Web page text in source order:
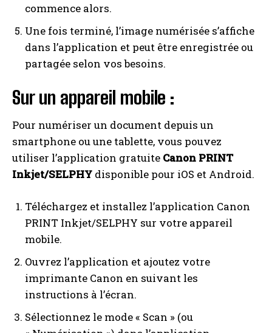
commence alors.
Une fois terminé, l’image numérisée s’affiche
dans l’application et peut être enregistrée ou
partagée selon vos besoins.
Sur un appareil mobile :
Pour numériser un document depuis un
smartphone ou une tablette, vous pouvez
utiliser l’application gratuite Canon PRINT
Inkjet/SELPHY disponible pour iOS et Android.
Téléchargez et installez l’application Canon
PRINT Inkjet/SELPHY sur votre appareil
mobile.
Ouvrez l’application et ajoutez votre
imprimante Canon en suivant les
instructions à l’écran.
Sélectionnez le mode « Scan » (ou